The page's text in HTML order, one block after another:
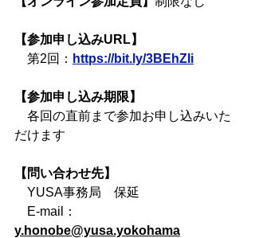
【参加申し込みURL】
第2回： https://bit.ly/3BEhZIi
【参加申し込み期限】
各回の直前まで参加お申し込みいた
だけます
【問い合わせ先】
YUSA事務局　保延
E-mail：
y.honobe@yusa.yokohama